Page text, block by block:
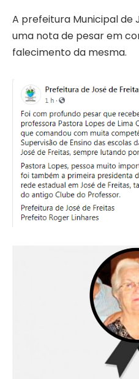
A prefeitura Municipal de
uma nota de pesar em
falecimento da mesma.